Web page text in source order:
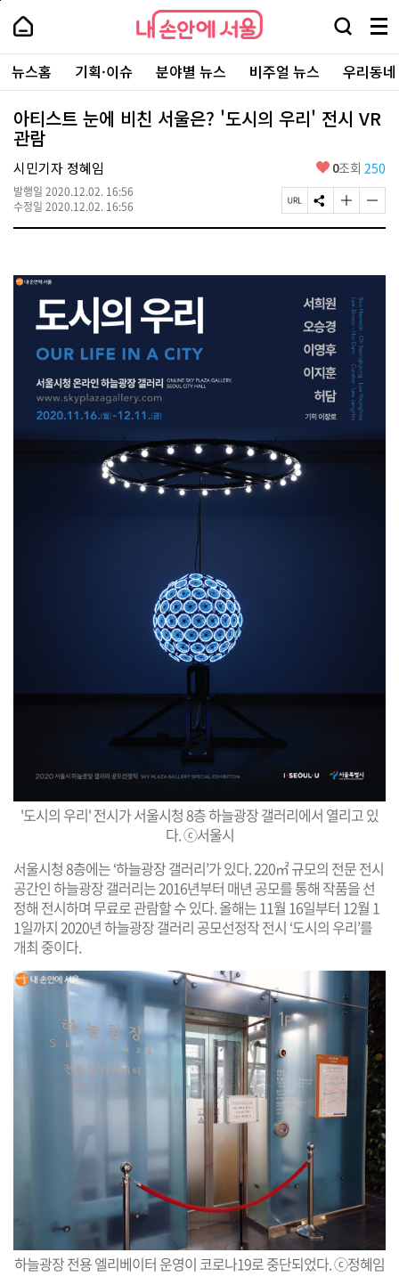
본
로
가
내
손
안
에
서
울
-
서
울
시
대
표
소
통
포
내
손
에
울
검
창
열
기
메
뉴
전
체
보
기
주
요
서
뉴스홈 기획·이슈 분야별 뉴스 비주얼 뉴스 우리동
아티스트 눈에 비친 서울은? '도시의 우리' 전시 VR
관람
시민기자 정혜임
발행일 2020.12.02. 16:56
수정일 2020.12.02. 16:56
좋
요
0조회 250
페
이
L
복
사
S
N
하
기
글
자
게
변
경
하
기
글
자
게
'도시의 우리' 전시가 서울시청 8층 하늘광장 갤러리에서 열리고 있
다. ⓒ서울시
서울시청 8층에는 ‘하늘광장 갤러리’가 있다. 220㎡ 규모의 전문 전시
공간인 하늘광장 갤러리는 2016년부터 매년 공모를 통해 작품을 선
정해 전시하며 무료로 관람할 수 있다. 올해는 11월 16일부터 12월 1
1일까지 2020년 하늘광장 갤러리 공모선정작 전시 ‘도시의 우리’를
개최 중이다.
하늘광장 전용 엘리베이터 운영이 코로나19로 중단되었다. ⓒ정혜임
페
상
단
로